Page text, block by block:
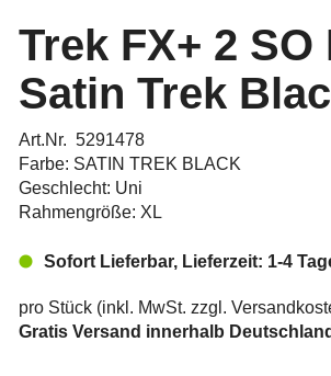
Trek FX+ 2 SO
Satin Trek
Art.Nr. 5291478
Farbe: SATIN TREK BLACK
Geschlecht: Uni
Rahmengröße: XL
Sofort Lieferbar, Lieferzeit: 1-4
pro Stück (inkl. MwSt. zzgl.
Gratis Versand innerhalb Deutschland